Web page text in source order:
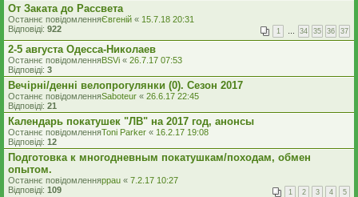
От Заката до Рассвета
Останнє повідомленняЄвгеній « 15.7.18 20:31
Відповіді: 922 1 … 34 35 36 37
2-5 августа Одесса-Николаев
Останнє повідомленняBSVi « 26.7.17 07:53
Відповіді: 3
Вечірні/денні велопрогулянки (0). Сезон 2017
Останнє повідомленняSaboteur « 26.6.17 22:45
Відповіді: 21
Календарь покатушек "ЛВ" на 2017 год, анонсы
Останнє повідомленняToni Parker « 16.2.17 19:08
Відповіді: 12
Подготовка к многодневным покатушкам/походам, обмен
опытом.
Останнє повідомленняppau « 7.2.17 10:27
Відповіді: 109 1 2 3 4 5